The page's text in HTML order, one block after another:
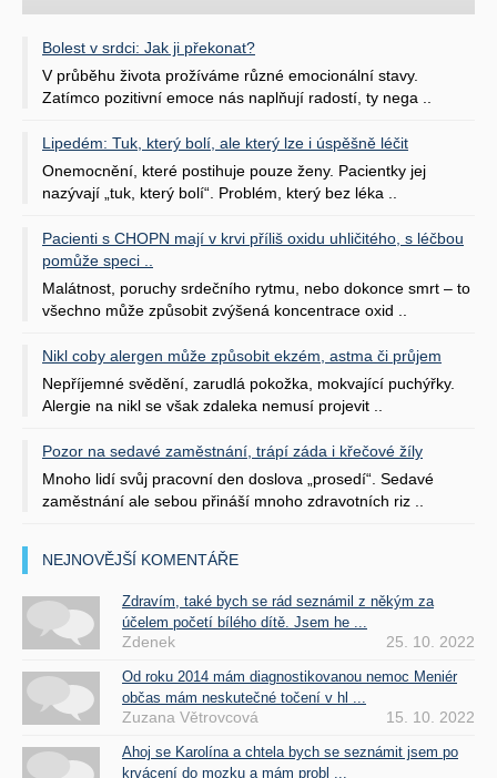
Bolest v srdci: Jak ji překonat?
V průběhu života prožíváme různé emocionální stavy.
Zatímco pozitivní emoce nás naplňují radostí, ty nega ..
Lipedém: Tuk, který bolí, ale který lze i úspěšně léčit
Onemocnění, které postihuje pouze ženy. Pacientky jej
nazývají „tuk, který bolí“. Problém, který bez léka ..
Pacienti s CHOPN mají v krvi příliš oxidu uhličitého, s léčbou
pomůže speci ..
Malátnost, poruchy srdečního rytmu, nebo dokonce smrt – to
všechno může způsobit zvýšená koncentrace oxid ..
Nikl coby alergen může způsobit ekzém, astma či průjem
Nepříjemné svědění, zarudlá pokožka, mokvající puchýřky.
Alergie na nikl se však zdaleka nemusí projevit ..
Pozor na sedavé zaměstnání, trápí záda i křečové žíly
Mnoho lidí svůj pracovní den doslova „prosedí“. Sedavé
zaměstnání ale sebou přináší mnoho zdravotních riz ..
NEJNOVĚJŠÍ KOMENTÁŘE
Zdravím, také bych se rád seznámil z někým za
účelem početí bílého dítě. Jsem he ...
Zdenek 25. 10. 2022
Od roku 2014 mám diagnostikovanou nemoc Meniér
občas mám neskutečné točení v hl ...
Zuzana Větrovcová 15. 10. 2022
Ahoj se Karolína a chtela bych se seznámit jsem po
krvácení do mozku a mám probl ...